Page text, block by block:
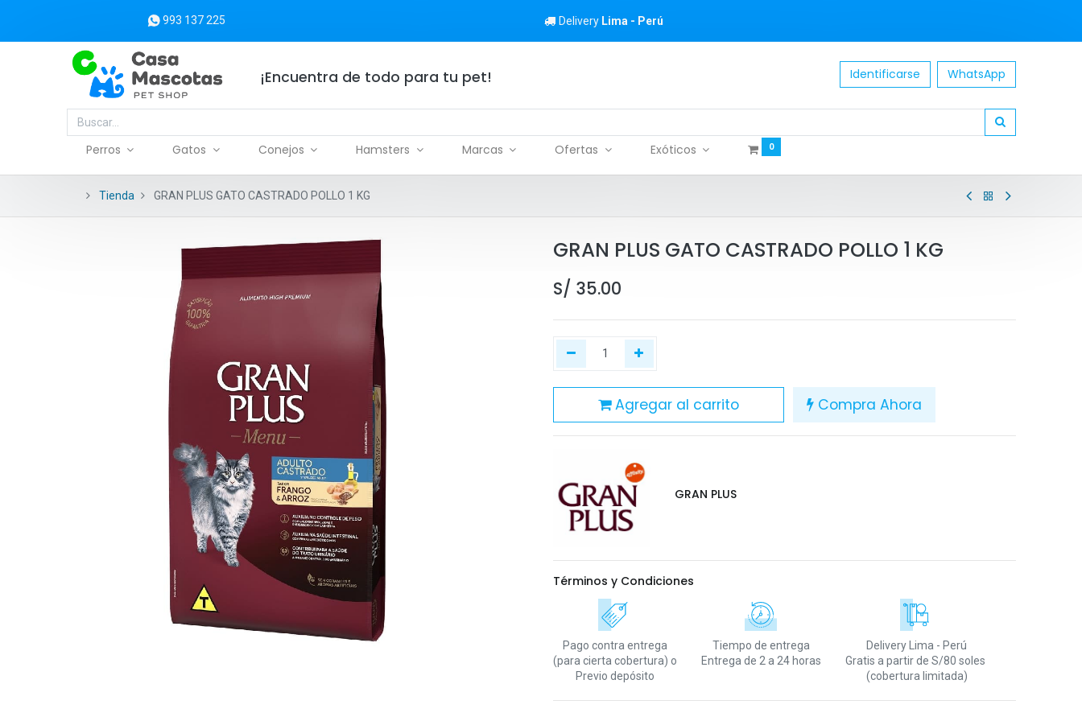
993 137 225 Delivery Lima - Perú
¡Encuentra de todo para tu pet! Identificarse WhatsApp
Perros Gatos Conejos Hamsters Marcas Ofertas Exóticos 0
Tienda GRAN PLUS GATO CASTRADO POLLO 1 KG
GRAN PLUS GATO CASTRADO POLLO 1 KG
S/ 35.00
Agregar al carrito Compra Ahora
GRAN PLUS
Términos y Condiciones
Pago contra entrega
(para cierta cobertura) o
Previo depósito
Tiempo de entrega
Entrega de 2 a 24 horas
Delivery Lima - Perú
Gratis a partir de S/80 soles
(cobertura limitada)